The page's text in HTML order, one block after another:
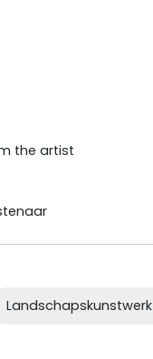
the artist
Landschapskunstwerk